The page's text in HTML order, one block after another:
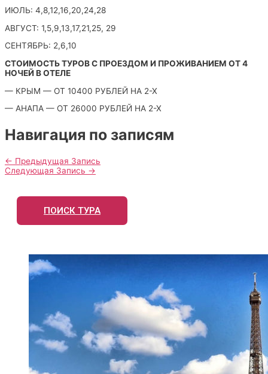
ИЮЛЬ: 4,8,12,16,20,24,28
АВГУСТ: 1,5,9,13,17,21,25, 29
СЕНТЯБРЬ: 2,6,10
СТОИМОСТЬ ТУРОВ С ПРОЕЗДОМ И ПРОЖИВАНИЕМ ОТ 4
НОЧЕЙ В ОТЕЛЕ
— КРЫМ — ОТ 10400 РУБЛЕЙ НА 2-Х
— АНАПА — ОТ 26000 РУБЛЕЙ НА 2-Х
Навигация по записям
← Предыдущая Запись
Следующая Запись →
ПОИСК ТУРА